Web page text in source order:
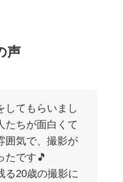
声
してもらいまし
たちが面白くて
囲気で、撮影が
たです🎵
る20歳の撮影に